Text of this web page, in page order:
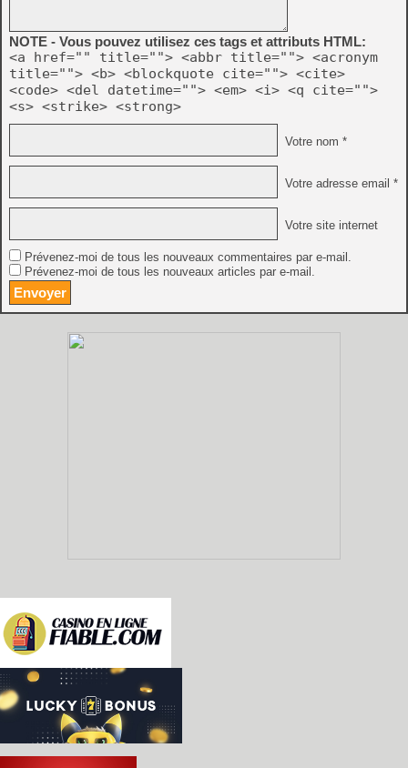
NOTE - Vous pouvez utilisez ces tags et attributs HTML:
<a href="" title=""> <abbr title=""> <acronym
title=""> <b> <blockquote cite=""> <cite>
<code> <del datetime=""> <em> <i> <q cite="">
<s> <strike> <strong>
Votre nom *
Votre adresse email *
Votre site internet
Prévenez-moi de tous les nouveaux commentaires par e-mail.
Prévenez-moi de tous les nouveaux articles par e-mail.